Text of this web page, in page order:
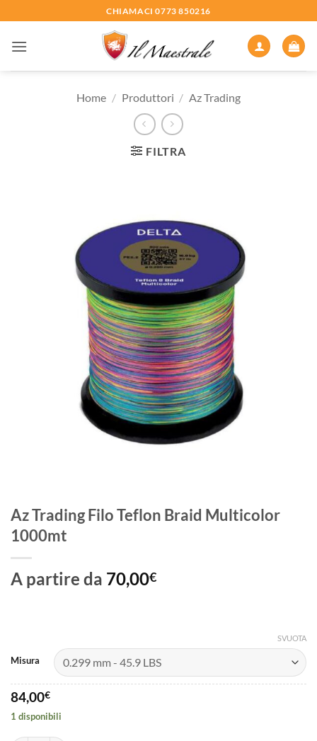
ai
contenuti
CHIAMACI 0773 850216
Home / Produttori / Az Trading
FILTRA
Az Trading Filo Teflon Braid Multicolor
1000mt
A partire da 70,00€
Misura
SVUOTA
84,00€
1 disponibili